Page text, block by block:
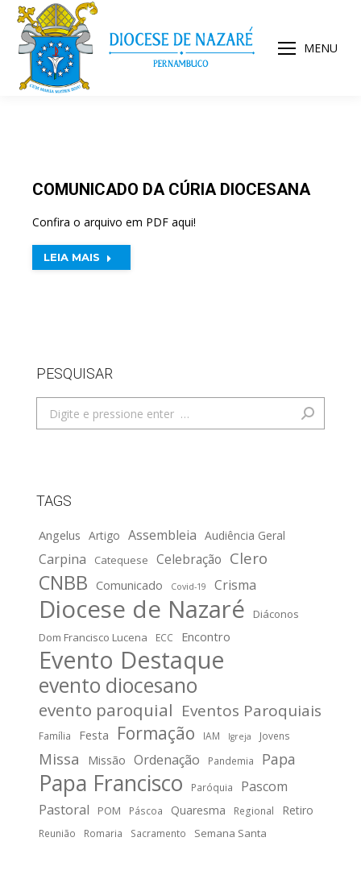
MENU
COMUNICADO DA CÚRIA DIOCESANA
Confira o arquivo em PDF aqui!
LEIA MAIS
PESQUISAR
Search:
TAGS
Angelus Artigo Assembleia Audiência Geral
Carpina Catequese Celebração Clero
CNBB Comunicado Covid-19 Crisma
Diocese de Nazaré
Diáconos
Dom Francisco Lucena
ECC Encontro
Evento Destaque
evento diocesano
evento paroquial Eventos Paroquiais
Família Festa Formação IAM Igreja Jovens
Missa Missão Ordenação Pandemia Papa
Papa Francisco Paróquia
Pascom
Pastoral
POM Páscoa Quaresma Regional Retiro
Reunião Romaria Sacramento Semana Santa